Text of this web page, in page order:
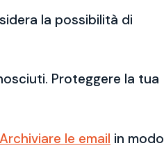
la possibilità di
Proteggere la tua
Archiviare le email in modo